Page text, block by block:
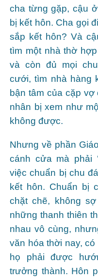
cha từng gặp, cậu
bị kết hôn. Cha gọi
sắp kết hôn? Và
tìm một nhà thờ
và còn đủ mọi
cưới, tìm nhà hàng
bận tâm của cặp
nhân bị xem như
không được.
Nhưng về phần
cánh cửa mà phải
việc chuẩn bị chu
kết hôn. Chuẩn bị
chặt chẽ, không
những thanh thiên
nhau vô cùng,
văn hóa thời nay,
họ phải được
trưởng thành. Hôn